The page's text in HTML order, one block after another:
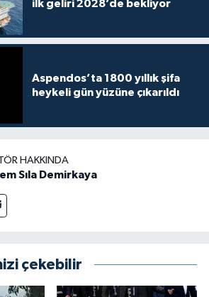
ilk geliri 2028’de bekliyor
Aspendos’ta 1800 yıllık şifa
heykeli gün yüzüne çıkarıldı
HAKKINDA
Sıla Demirkaya
çekebilir